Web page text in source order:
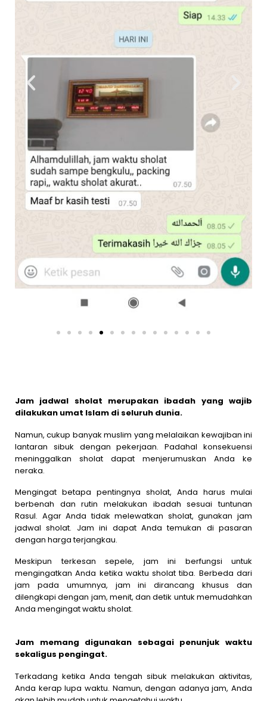
Jam jadwal sholat merupakan ibadah yang wajib
dilakukan umat Islam di seluruh dunia.
Namun, cukup banyak muslim yang melalaikan kewajiban ini
lantaran sibuk dengan pekerjaan. Padahal konsekuensi
meninggalkan sholat dapat menjerumuskan Anda ke
neraka.
Mengingat betapa pentingnya sholat, Anda harus mulai
berbenah dan rutin melakukan ibadah sesuai tuntunan
Rasul. Agar Anda tidak melewatkan sholat, gunakan jam
jadwal sholat. Jam ini dapat Anda temukan di pasaran
dengan harga terjangkau.
Meskipun terkesan sepele, jam ini berfungsi untuk
mengingatkan Anda ketika waktu sholat tiba. Berbeda dari
jam pada umumnya, jam ini dirancang khusus dan
dilengkapi dengan jam, menit, dan detik untuk memudahkan
Anda mengingat waktu sholat.
Jam memang digunakan sebagai penunjuk waktu
sekaligus pengingat.
Terkadang ketika Anda tengah sibuk melakukan aktivitas,
Anda kerap lupa waktu. Namun, dengan adanya jam, Anda